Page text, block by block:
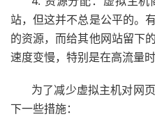
站，但这并不总是公平的。
的资源，而给其他网站留下
速度变慢，特别是在高流量时
为了减少虚拟主机对网
下一些措施：